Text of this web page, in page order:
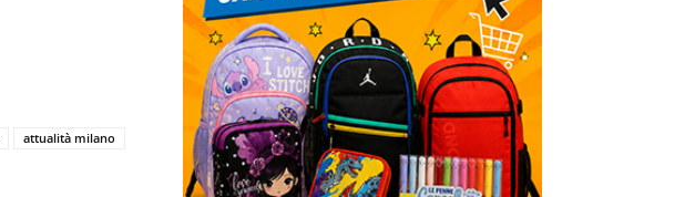
attualità milano